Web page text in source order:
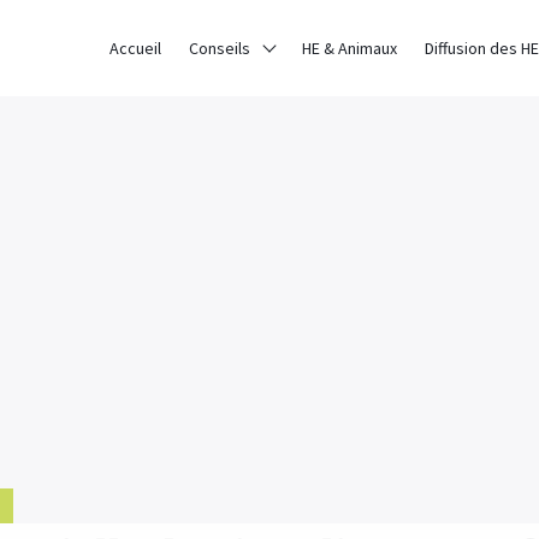
Accueil Conseils HE & Animaux Diffusion des HE